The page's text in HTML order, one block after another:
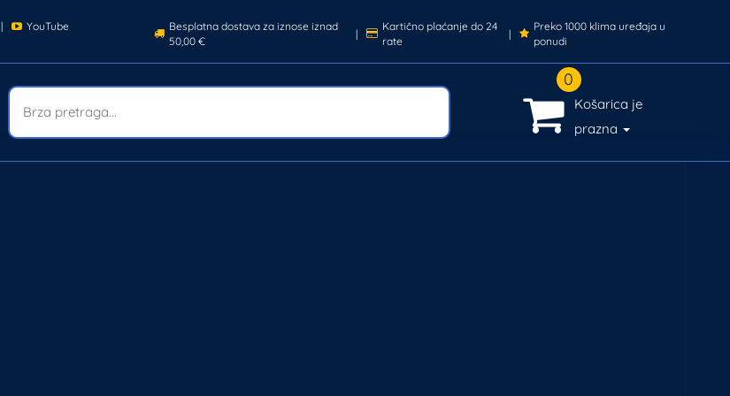
| YouTube
Besplatna dostava za iznose iznad
50,00 €
|
Kartično plaćanje do 24
rate
|
Preko 1000 klima uređaja u
ponudi
0
Košarica je
prazna